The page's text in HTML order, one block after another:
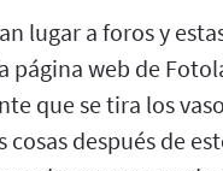
lugar a foros y
página web de
que se tira los
cosas después de